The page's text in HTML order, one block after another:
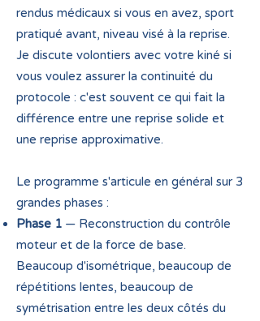
rendus médicaux si vous en avez, sport
pratiqué avant, niveau visé à la reprise.
Je discute volontiers avec votre kiné si
vous voulez assurer la continuité du
protocole : c'est souvent ce qui fait la
différence entre une reprise solide et
une reprise approximative.
Le programme s'articule en général sur 3
grandes phases :
Phase 1 — Reconstruction du contrôle
moteur et de la force de base.
Beaucoup d'isométrique, beaucoup de
répétitions lentes, beaucoup de
symétrisation entre les deux côtés du